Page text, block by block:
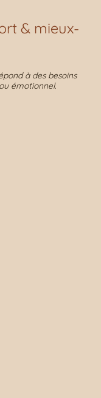
& mieux-
à des besoins
émotionnel.